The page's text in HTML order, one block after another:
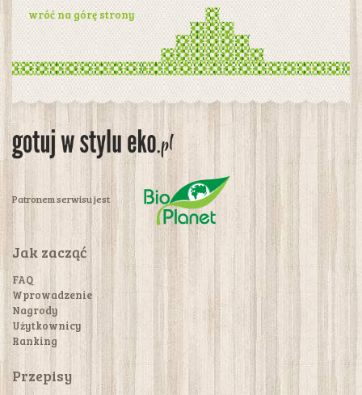
wróć na górę strony
Patronem serwisu jest
Jak zacząć
FAQ
Wprowadzenie
Nagrody
Użytkownicy
Ranking
Przepisy